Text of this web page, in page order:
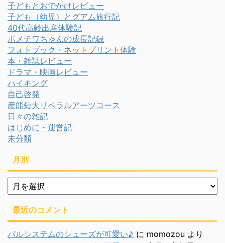
子どもとおでかけレビュー
子ども（幼児）とグアム旅行記
40代高齢出産体験記
ポメチワちゃんの成長記録
フォトブック・ネットプリント体験
本・雑誌レビュー
ドラマ・映画レビュー
ハイキング
自己啓発
産能短大リベラルアーツコース
日々の雑記
はじめに・運営記
未分類
月別
月
別
最近のコメント
パルシステムのシューズが可愛い♪ に momozou より